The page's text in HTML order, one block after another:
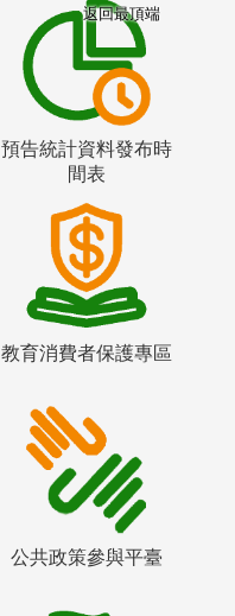
預告統計資料發布時
間表
教育消費者保護專區
公共政策參與平臺
返回最頂端